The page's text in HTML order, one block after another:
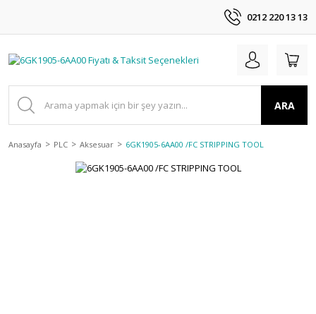
0212 220 13 13
ARA
Anasayfa PLC Aksesuar 6GK1905-6AA00 /FC STRIPPING TOOL